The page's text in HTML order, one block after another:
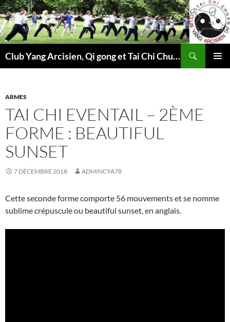
Aller
au
contenu
Club Yang Arcisien, Qi gong et Tai Chi Chuan à Bois d'Arcy
ARMES
TAI CHI EVENTAIL – 2ÈME
FORME : BEAUTIFUL
SUNSET
7 DÉCEMBRE 2018 ADMINCYA78
Cette seconde forme comporte 56 mouvements et se nomme
sublime crépuscule ou beautiful sunset, en anglais.